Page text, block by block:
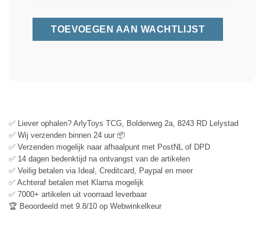
✅ Liever ophalen? ArlyToys TCG, Bolderweg 2a, 8243 RD Lelystad
✅ Wij verzenden binnen 24 uur 📦
✅ Verzenden mogelijk naar afhaalpunt met PostNL of DPD
✅ 14 dagen bedenktijd na ontvangst van de artikelen
✅ Veilig betalen via Ideal, Creditcard, Paypal en meer
✅ Achteraf betalen met Klarna mogelijk
✅ 7000+ artikelen uit voorraad leverbaar
🏆 Beoordeeld met 9.8/10 op Webwinkelkeur